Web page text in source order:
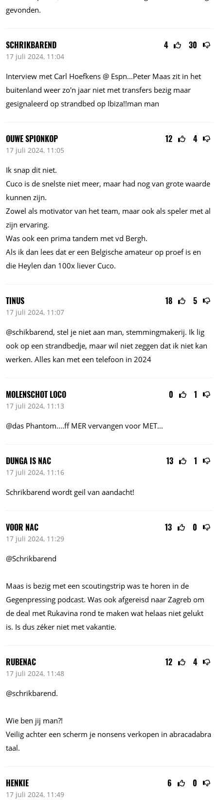
gevonden.
4 30
SCHRIKBAREND
17 juli 2024, 11:04
Interview met Carl Hoefkens @ Espn...Peter Maas zit in het
buitenland weer zo'n jaar niet met transfers bezig maar
gesignaleerd op strandbed op Ibiza!!man man
12 4
OUWE SPIONKOP
17 juli 2024, 11:05
Ik snap dit niet.
Cuco is de snelste niet meer, maar had nog van grote waarde
kunnen zijn.
Zowel als motivator van het team, maar ook als speler met al
zijn ervaring.
Was ook een prima tandem met vd Bergh.
Als ik dan lees dat er een Belgische amateur op proef is en
die Heylen dan 100x liever Cuco.
18 5
TINUS
17 juli 2024, 11:07
@schikbarend, stel je niet aan man, stemmingmakerij. Ik lig
ook op een strandbedje, maar wil niet zeggen dat ik niet kan
werken. Alles kan met een telefoon in 2024
0 1
MOLENSCHOT LOCO
17 juli 2024, 11:13
@das Phantom....ffMER vervangen voor MET...
13 1
DUNGA IS NAC
17 juli 2024, 11:16
Schrikbarend wordt geil van aandacht!
13 0
VOOR NAC
17 juli 2024, 11:29
@Schrikbarend
Maas is bezig met een scoutingstrip was te horen in de
Gegenpressing podcast. Was ook afgereisd naar Zagreb om
de deal met Rukavina rond te maken wat helaas niet gelukt
is. Is dus zéker niet met vakantie.
12 4
RUBENAC
17 juli 2024, 11:48
@schrikbarend.
Wie ben jij man?!
Veilig achter een scherm je nonsens verkopen in abracadabra
taal.
6 0
HENKIE
17 juli 2024, 11:49